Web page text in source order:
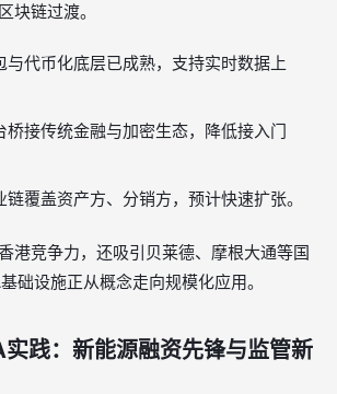
块链过渡。
与代币化底层已成熟，支持实时数据上
桥接传统金融与加密生态，降低接入门
链覆盖资产方、分销方，预计快速扩张。
港竞争力，还吸引贝莱德、摩根大通等国
础设施正从概念走向规模化应用。
践：新能源融资先锋与监管新